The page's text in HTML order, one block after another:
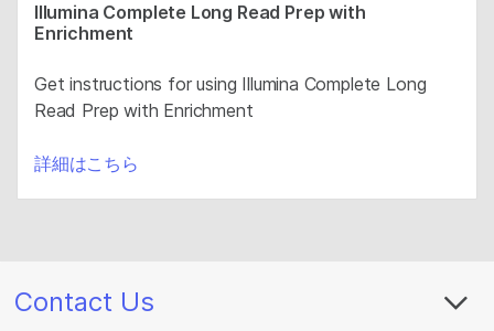
Illumina Complete Long Read Prep with
Enrichment
Get instructions for using Illumina Complete Long
Read Prep with Enrichment
詳細はこちら
Contact Us